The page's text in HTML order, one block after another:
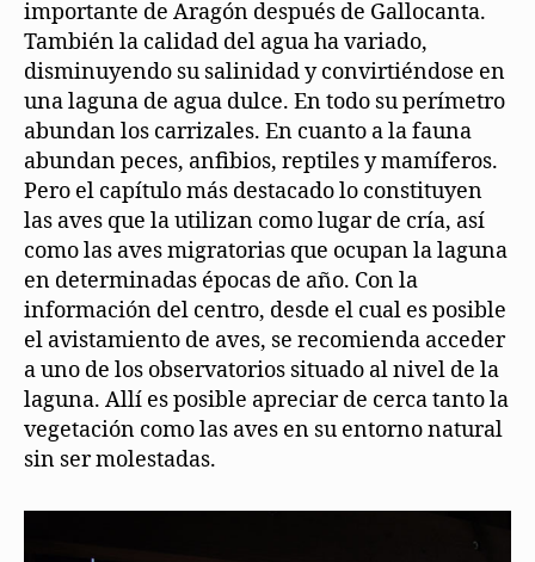
importante de Aragón después de Gallocanta.
También la calidad del agua ha variado,
disminuyendo su salinidad y convirtiéndose en
una laguna de agua dulce. En todo su perímetro
abundan los carrizales. En cuanto a la fauna
abundan peces, anfibios, reptiles y mamíferos.
Pero el capítulo más destacado lo constituyen
las aves que la utilizan como lugar de cría, así
como las aves migratorias que ocupan la laguna
en determinadas épocas de año. Con la
información del centro, desde el cual es posible
el avistamiento de aves, se recomienda acceder
a uno de los observatorios situado al nivel de la
laguna. Allí es posible apreciar de cerca tanto la
vegetación como las aves en su entorno natural
sin ser molestadas.